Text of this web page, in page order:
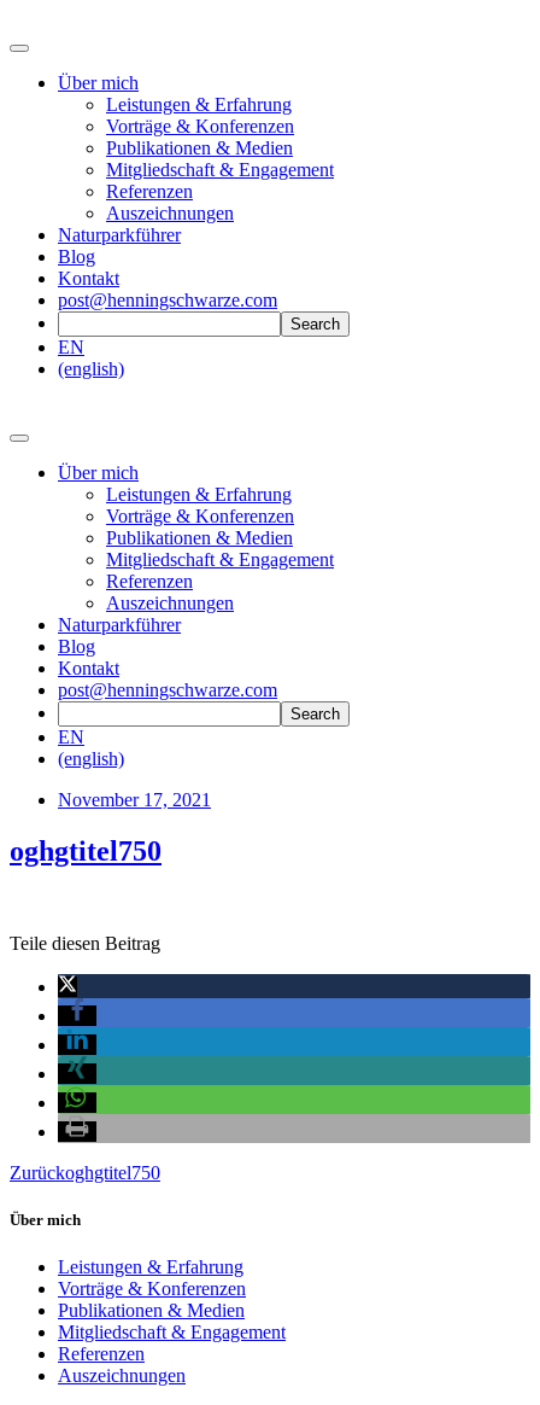
Über mich
Leistungen & Erfahrung
Vorträge & Konferenzen
Publikationen & Medien
Mitgliedschaft & Engagement
Referenzen
Auszeichnungen
Naturparkführer
Blog
Kontakt
post@henningschwarze.com
EN
(english)
Über mich
Leistungen & Erfahrung
Vorträge & Konferenzen
Publikationen & Medien
Mitgliedschaft & Engagement
Referenzen
Auszeichnungen
Naturparkführer
Blog
Kontakt
post@henningschwarze.com
EN
(english)
November 17, 2021
oghgtitel750
Teile diesen Beitrag
Zurückoghgtitel750
Über mich
Leistungen & Erfahrung
Vorträge & Konferenzen
Publikationen & Medien
Mitgliedschaft & Engagement
Referenzen
Auszeichnungen